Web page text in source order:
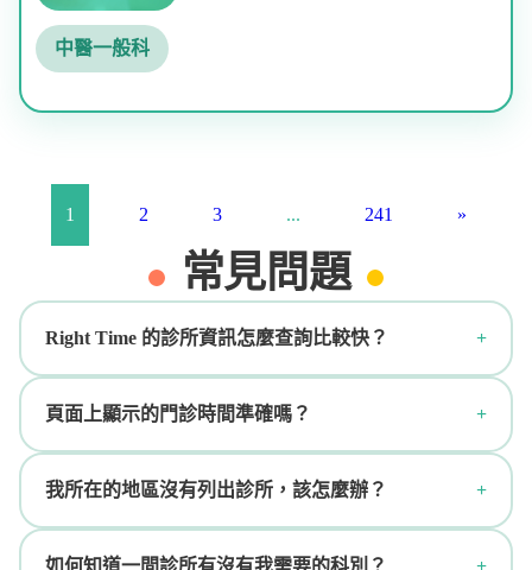
中醫一般科
1 2 3 ... 241 »
常見問題
Right Time 的診所資訊怎麼查詢比較快？
頁面上顯示的門診時間準確嗎？
我所在的地區沒有列出診所，該怎麼辦？